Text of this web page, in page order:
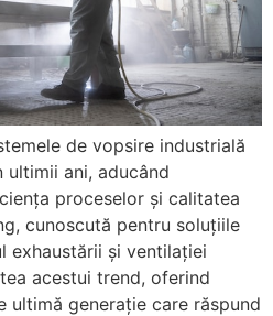
de vopsire industrială
ani, aducând
proceselor și calitatea
cunoscută pentru soluțiile
exhaustării și ventilației
acestui trend, oferind
ultimă generație care răspund